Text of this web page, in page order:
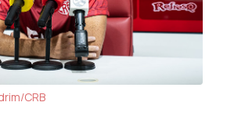
CRB